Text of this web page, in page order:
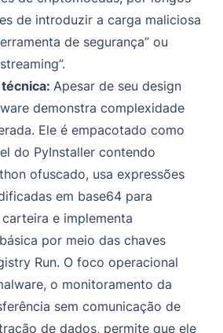
de introduzir a carga maliciosa
de segurança” ou
técnica:Apesar de seu design
demonstra complexidade
Ele é empacotado como
do PyInstaller contendo
ofuscado, usa expressões
em base64 para
e implementa
por meio das chaves
Run. O foco operacional
o monitoramento da
sem comunicação de
de dados, permite que ele